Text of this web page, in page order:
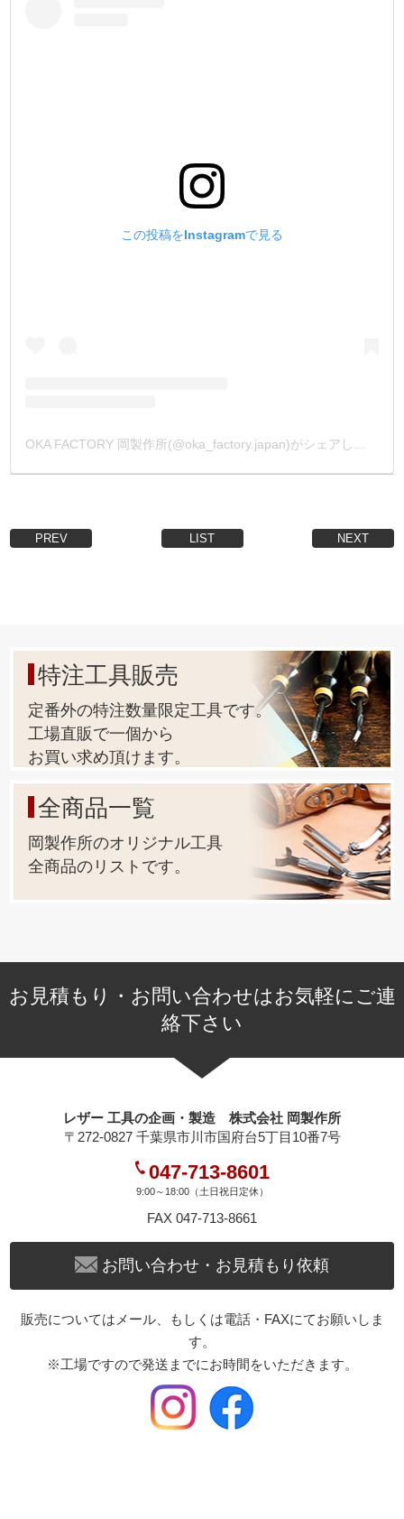
この投稿をInstagramで見る
PREV LIST NEXT
特注工具販売
定番外の特注数量限定工具です。
工場直販で一個から
お買い求め頂けます。
全商品一覧
岡製作所のオリジナル工具
全商品のリストです。
お見積もり・お問い合わせはお気軽にご連
絡下さい
レザー 工具の企画・製造 株式会社 岡製作所
〒272-0827 千葉県市川市国府台5丁目10番7号
047-713-8601
9:00～18:00（土日祝日定休）
FAX 047-713-8661
お問い合わせ・お見積もり依頼
販売についてはメール、もしくは電話・FAXにてお願いしま
す。
※工場ですので発送までにお時間をいただきます。